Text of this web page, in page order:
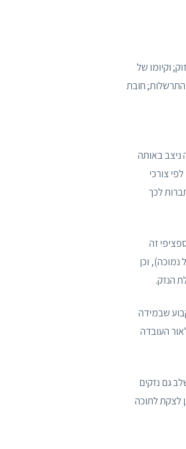
וקיומו של
חובת
ניצב באותה
צורכי
לכך
זה
וכן
הנזק.
שבמידה
העובדה
גם נזקים
לצקת לתוכה